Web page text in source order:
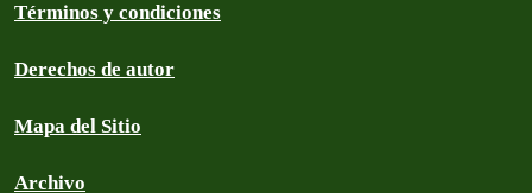
Términos y condiciones
Derechos de autor
Mapa del Sitio
Archivo